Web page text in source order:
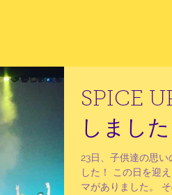
SPICE
しました
23日、子供達の思
した！ この日を迎
マがありました。